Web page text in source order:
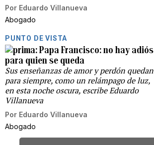
Por Eduardo Villanueva
Abogado
PUNTO DE VISTA
Papa Francisco: no hay adiós
para quien se queda
Sus enseñanzas de amor y perdón quedan
para siempre, como un relámpago de luz,
en esta noche oscura, escribe Eduardo
Villanueva
Por Eduardo Villanueva
Abogado